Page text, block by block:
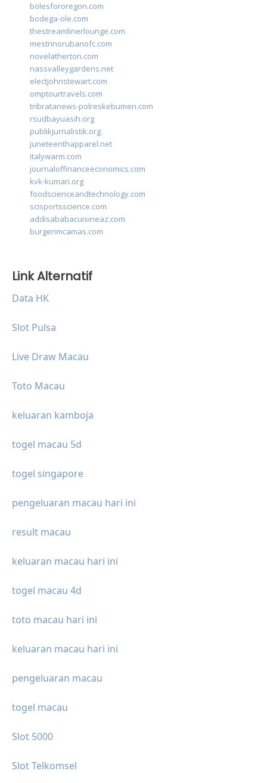
bolesfororegon.com
bodega-ole.com
thestreamlinerlounge.com
mestrinorubanofc.com
novelatherton.com
nassvalleygardens.net
electjohnstewart.com
omptourtravels.com
tribratanews-polreskebumen.com
rsudbayuasih.org
publikjurnalistik.org
juneteenthapparel.net
italywarm.com
journaloffinanceeconomics.com
kvk-kumari.org
foodscienceandtechnology.com
scisportsscience.com
addisababacuisineaz.com
burgerimcamas.com
Link Alternatif
Data HK
Slot Pulsa
Live Draw Macau
Toto Macau
keluaran kamboja
togel macau 5d
togel singapore
pengeluaran macau hari ini
result macau
keluaran macau hari ini
togel macau 4d
toto macau hari ini
keluaran macau hari ini
pengeluaran macau
togel macau
Slot 5000
Slot Telkomsel